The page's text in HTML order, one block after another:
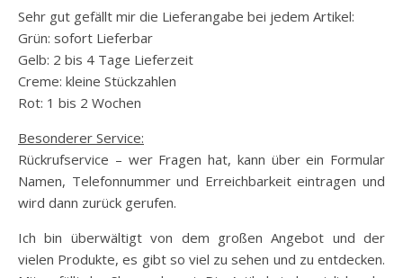
Sehr gut gefällt mir die Lieferangabe bei jedem Artikel:
Grün: sofort Lieferbar
Gelb: 2 bis 4 Tage Lieferzeit
Creme: kleine Stückzahlen
Rot: 1 bis 2 Wochen
Besonderer Service:
Rückrufservice – wer Fragen hat, kann über ein Formular
Namen, Telefonnummer und Erreichbarkeit eintragen und
wird dann zurück gerufen.
Ich bin überwältigt von dem großen Angebot und der
vielen Produkte, es gibt so viel zu sehen und zu entdecken.